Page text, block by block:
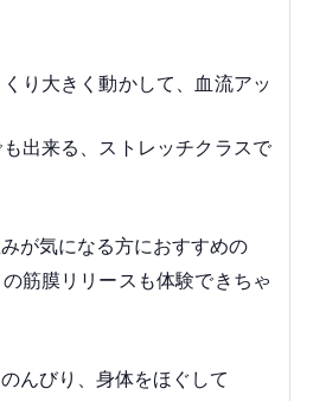
り大きく動かして、血流アッ
出来る、ストレッチクラスで
が気になる方におすすめの
筋膜リリースも体験できちゃ
んびり、身体をほぐして